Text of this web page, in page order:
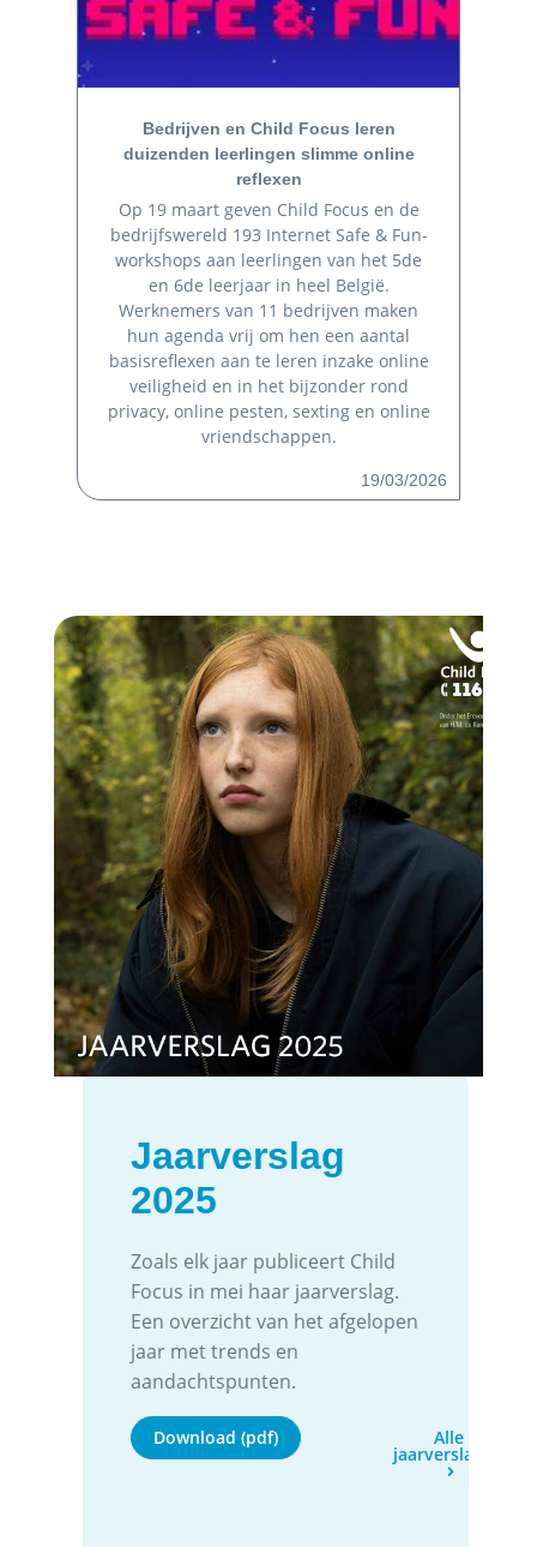
Bedrijven en Child Focus leren
duizenden leerlingen slimme online
reflexen
Op 19 maart geven Child Focus en de
bedrijfswereld 193 Internet Safe & Fun-
workshops aan leerlingen van het 5de
en 6de leerjaar in heel België.
Werknemers van 11 bedrijven maken
hun agenda vrij om hen een aantal
basisreflexen aan te leren inzake online
veiligheid en in het bijzonder rond
privacy, online pesten, sexting en online
vriendschappen.
19/03/2026
Jaarverslag
2025
Zoals elk jaar publiceert Child
Focus in mei haar jaarverslag.
Een overzicht van het afgelopen
jaar met trends en
aandachtspunten.
Download (pdf) Alle
jaarverslagen